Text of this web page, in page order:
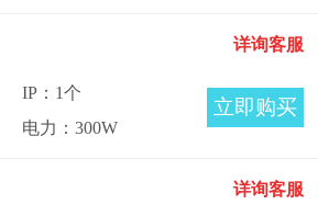
详询客服
IP：1个
电力：300W
立即购买
详询客服